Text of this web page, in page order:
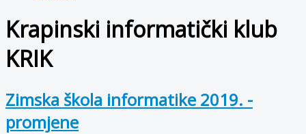
Krapinski informatički klub
KRIK
Zimska škola informatike 2019. -
promjene